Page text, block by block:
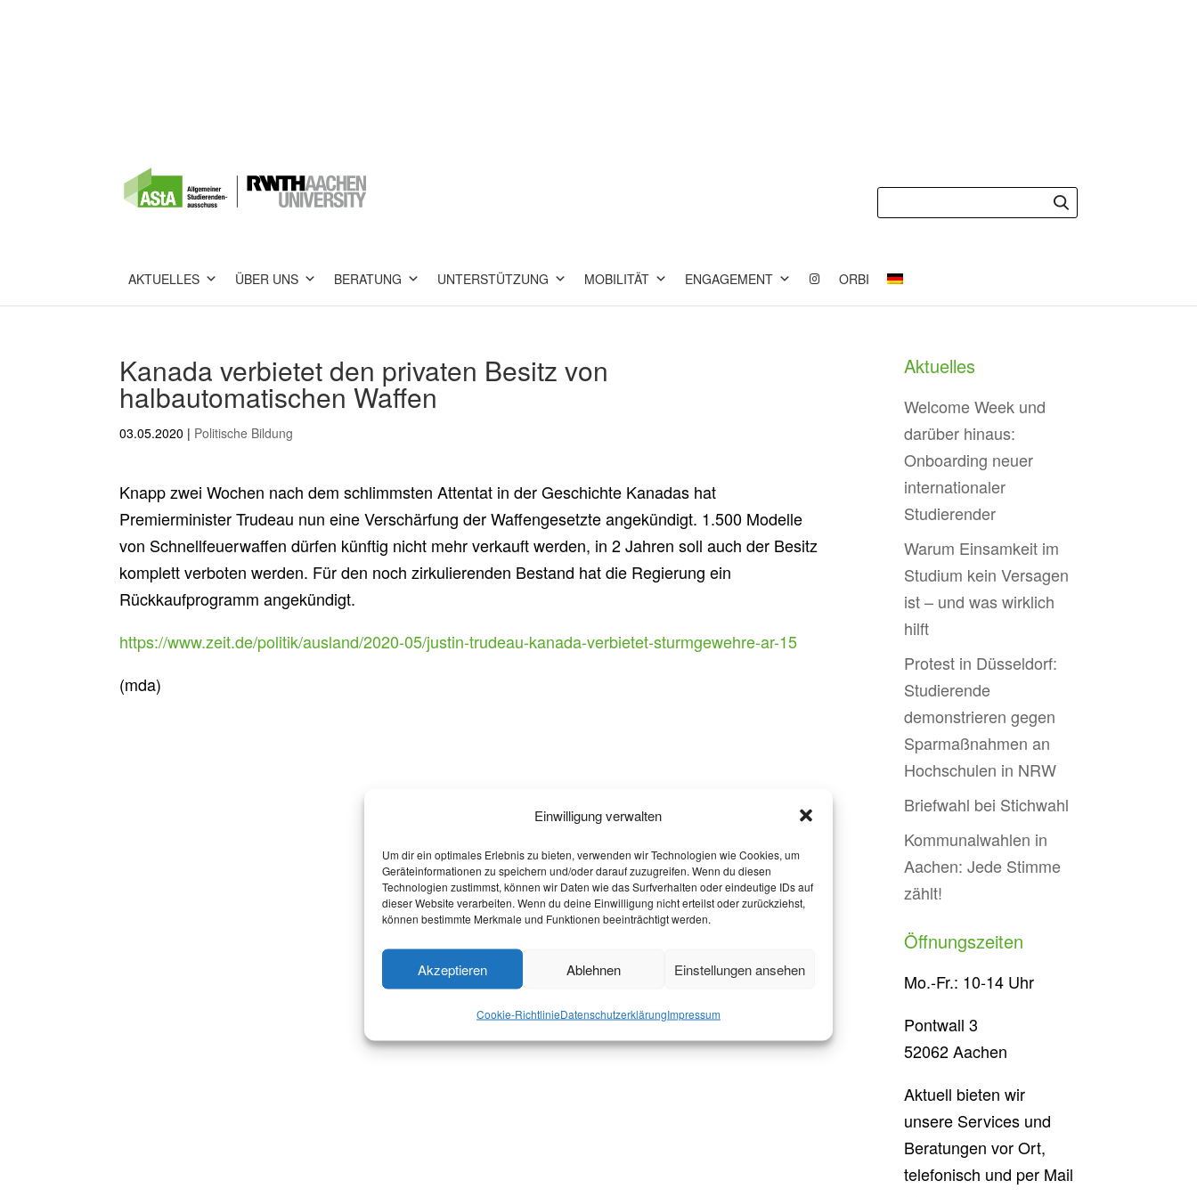
Einwilligung verwalten
Um dir ein optimales Erlebnis zu bieten, verwenden wir Technologien wie Cookies, um
Geräteinformationen zu speichern und/oder darauf zuzugreifen. Wenn du diesen
Technologien zustimmst, können wir Daten wie das Surfverhalten oder eindeutige IDs auf
dieser Website verarbeiten. Wenn du deine Einwilligung nicht erteilst oder zurückziehst,
können bestimmte Merkmale und Funktionen beeinträchtigt werden.
Akzeptieren Ablehnen Einstellungen ansehen
Cookie-RichtlinieDatenschutzerklärungImpressum
AKTUELLES ÜBER UNS BERATUNG UNTERSTÜTZUNG MOBILITÄT ENGAGEMENT ORBI
Kanada verbietet den privaten Besitz von
halbautomatischen Waffen
03.05.2020 | Politische Bildung
Knapp zwei Wochen nach dem schlimmsten Attentat in der Geschichte Kanadas hat
Premierminister Trudeau nun eine Verschärfung der Waffengesetzte angekündigt. 1.500 Modelle
von Schnellfeuerwaffen dürfen künftig nicht mehr verkauft werden, in 2 Jahren soll auch der Besitz
komplett verboten werden. Für den noch zirkulierenden Bestand hat die Regierung ein
Rückkaufprogramm angekündigt.
https://www.zeit.de/politik/ausland/2020-05/justin-trudeau-kanada-verbietet-sturmgewehre-ar-15
(mda)
Aktuelles
Welcome Week und
darüber hinaus:
Onboarding neuer
internationaler
Studierender
Warum Einsamkeit im
Studium kein Versagen
ist – und was wirklich
hilft
Protest in Düsseldorf:
Studierende
demonstrieren gegen
Sparmaßnahmen an
Hochschulen in NRW
Briefwahl bei Stichwahl
Kommunalwahlen in
Aachen: Jede Stimme
zählt!
Öffnungszeiten
Mo.-Fr.: 10-14 Uhr
Pontwall 3
52062 Aachen
Aktuell bieten wir
unsere Services und
Beratungen vor Ort,
telefonisch und per Mail